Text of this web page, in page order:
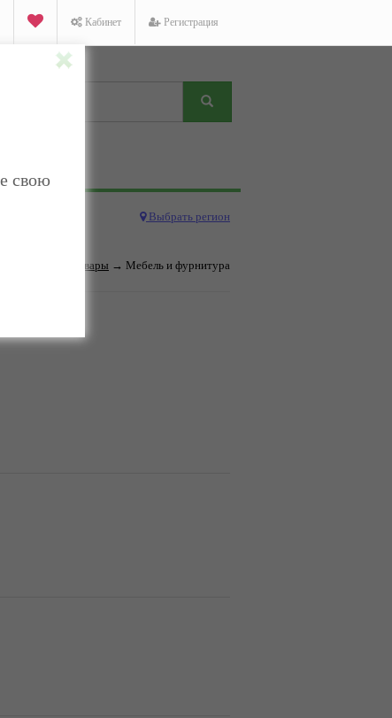
Кабинет Регистрация
Выбрать регион
Товары → Мебель и фурнитура
свою